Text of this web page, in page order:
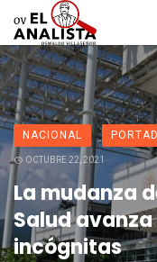
NACIONAL
OCTUBRE 22, 2021
La mudanza
Salud
incógnitas